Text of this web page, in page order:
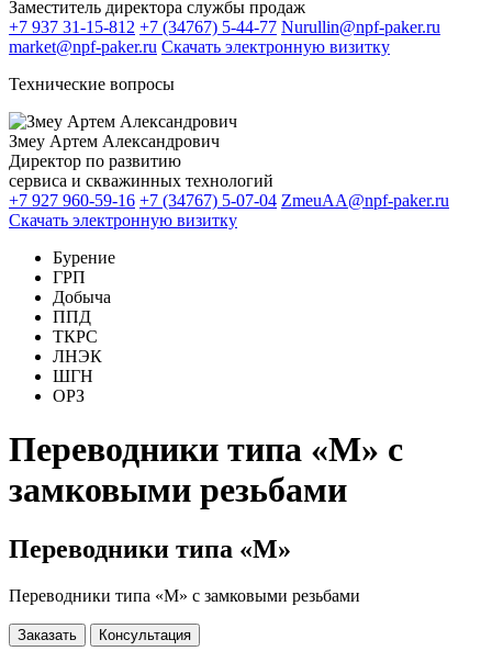
Заместитель директора службы продаж
+7 937 31-15-812 +7 (34767) 5-44-77 Nurullin@npf-paker.ru
market@npf-paker.ru Скачать электронную визитку
Технические вопросы
Змеу Артем Александрович
Директор по развитию
сервиса и скважинных технологий
+7 927 960-59-16 +7 (34767) 5-07-04 ZmeuAA@npf-paker.ru
Скачать электронную визитку
Бурение
ГРП
Добыча
ППД
ТКРС
ЛНЭК
ШГН
ОРЗ
Переводники типа «М» с
замковыми резьбами
Переводники типа «М»
Переводники типа «М» с замковыми резьбами
Заказать Консультация